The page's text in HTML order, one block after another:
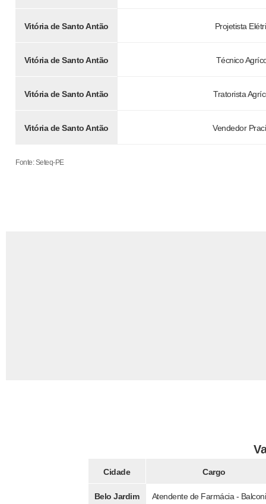
Vitória de Santo Antão Projetista
Vitória de Santo Antão Técnico
Vitória de Santo Antão Tratorista
Vitória de Santo Antão Vendedor
Fonte: Seteq-PE
Cidade Cargo
Belo Jardim Atendente de Farmácia -